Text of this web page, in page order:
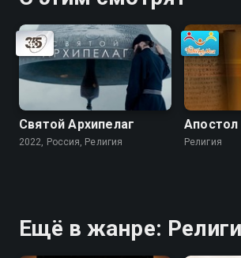
Святой Архипелаг
2022, Россия, Религия
Апостол
Религия
Ещё в жанре: